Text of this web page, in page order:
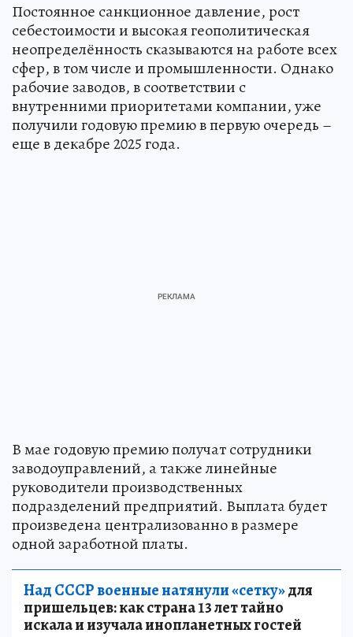
Постоянное санкционное давление, рост
себестоимости и высокая геополитическая
неопределённость сказываются на работе всех
сфер, в том числе и промышленности. Однако
рабочие заводов, в соответствии с
внутренними приоритетами компании, уже
получили годовую премию в первую очередь –
еще в декабре 2025 года.
В мае годовую премию получат сотрудники
заводоуправлений, а также линейные
руководители производственных
подразделений предприятий. Выплата будет
произведена централизованно в размере
одной заработной платы.
Над СССР военные натянули «сетку»для
пришельцев: как страна 13 лет тайно
искала и изучала инопланетных гостей